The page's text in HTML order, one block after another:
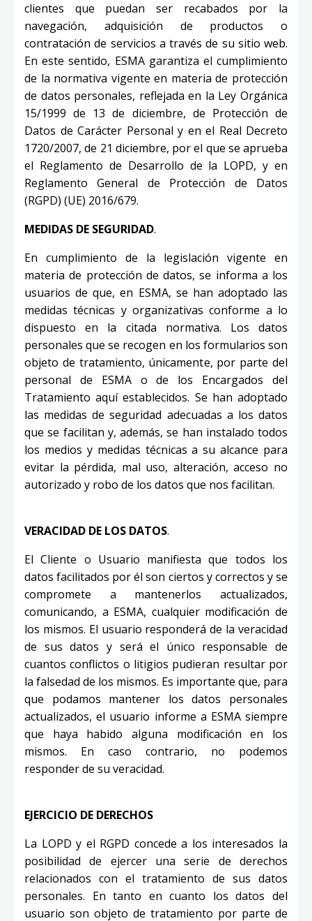
clientes que puedan ser recabados por la
navegación, adquisición de productos o
contratación de servicios a través de su sitio web.
En este sentido, ESMA garantiza el cumplimiento
de la normativa vigente en materia de protección
de datos personales, reflejada en la Ley Orgánica
15/1999 de 13 de diciembre, de Protección de
Datos de Carácter Personal y en el Real Decreto
1720/2007, de 21 diciembre, por el que se aprueba
el Reglamento de Desarrollo de la LOPD, y en
Reglamento General de Protección de Datos
(RGPD) (UE) 2016/679.
MEDIDAS DE SEGURIDAD.
En cumplimiento de la legislación vigente en
materia de protección de datos, se informa a los
usuarios de que, en ESMA, se han adoptado las
medidas técnicas y organizativas conforme a lo
dispuesto en la citada normativa. Los datos
personales que se recogen en los formularios son
objeto de tratamiento, únicamente, por parte del
personal de ESMA o de los Encargados del
Tratamiento aquí establecidos. Se han adoptado
las medidas de seguridad adecuadas a los datos
que se facilitan y, además, se han instalado todos
los medios y medidas técnicas a su alcance para
evitar la pérdida, mal uso, alteración, acceso no
autorizado y robo de los datos que nos facilitan.
VERACIDAD DE LOS DATOS.
El Cliente o Usuario manifiesta que todos los
datos facilitados por él son ciertos y correctos y se
compromete a mantenerlos actualizados,
comunicando, a ESMA, cualquier modificación de
los mismos. El usuario responderá de la veracidad
de sus datos y será el único responsable de
cuantos conflictos o litigios pudieran resultar por
la falsedad de los mismos. Es importante que, para
que podamos mantener los datos personales
actualizados, el usuario informe a ESMA siempre
que haya habido alguna modificación en los
mismos. En caso contrario, no podemos
responder de su veracidad.
EJERCICIO DE DERECHOS
La LOPD y el RGPD concede a los interesados la
posibilidad de ejercer una serie de derechos
relacionados con el tratamiento de sus datos
personales. En tanto en cuanto los datos del
usuario son objeto de tratamiento por parte de